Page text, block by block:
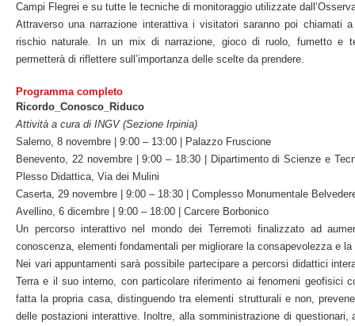
Campi Flegrei e su tutte le tecniche di monitoraggio utilizzate
Attraverso una narrazione interattiva i visitatori saranno poi chiamati
rischio naturale. In un mix di narrazione, gioco di ruolo, fumetto e
permetterà di riflettere sull’importanza delle scelte da prendere.
Programma completo
Ricordo_Conosco_Riduco
Attività a cura di INGV (Sezione Irpinia)
Salerno, 8 novembre | 9:00 – 13:00 | Palazzo Fruscione
Benevento, 22 novembre | 9:00 – 18:30 | Dipartimento di Scienze e
Plesso Didattica, Via dei Mulini
Caserta, 29 novembre | 9:00 – 18:30 | Complesso Monumentale
Avellino, 6 dicembre | 9:00 – 18:00 | Carcere Borbonico
Un percorso interattivo nel mondo dei Terremoti finalizzato ad
conoscenza, elementi fondamentali per migliorare la consapevolezza e
Nei vari appuntamenti sarà possibile partecipare a percorsi didattici
Terra e il suo interno, con particolare riferimento ai fenomeni geofisici
fatta la propria casa, distinguendo tra elementi strutturali e non,
delle postazioni interattive. Inoltre, alla somministrazione di